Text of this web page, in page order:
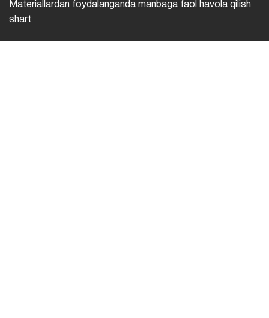
Materiallardan foydalanganda manbaga faol havola qilish
shart